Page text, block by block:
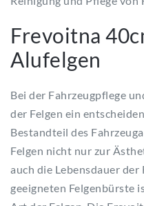
Frevoitna
Alufelgen
Bei der Fahrzeugpflege
der Felgen ein
Bestandteil des
Felgen nicht nur zur
auch die Lebensdauer
geeigneten Felgenbürste